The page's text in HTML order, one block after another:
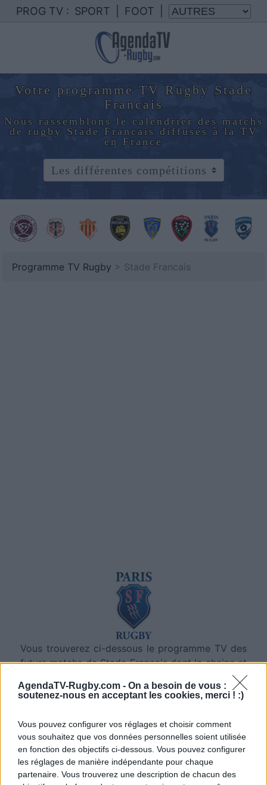
AgendaTV-Rugby.com - On a besoin de vous :
soutenez-nous en acceptant les cookies, merci ! :)
Vous pouvez configurer vos réglages et choisir comment
vous souhaitez que vos données personnelles soient utilisée
en fonction des objectifs ci-dessous. Vous pouvez configurer
les réglages de manière indépendante pour chaque
partenaire. Vous trouverez une description de chacun des
PROG TV : SPORT FOOT
Votre programme TV Rugby Stade
Francais
Nous rassemblons le calendrier des matchs
de rugby Stade Francais diffusés à la TV
en France
Programme TV Rugby > Stade Francais
Vous trouverez ci-dessous le programme TV des
futurs matchs de Stade Francais dont la chaine et
l'heure de diffusion ont été annoncées. Dès que
des diffuseurs seront annoncés sur d'autres
page. Cliquez sur l'un des matchs pour connaitre
toutes les informations relatives à la rencontre.
Pour suivre l'actu Stade Francais, n'hésitez pas à
vous rendre chez notre partenaire